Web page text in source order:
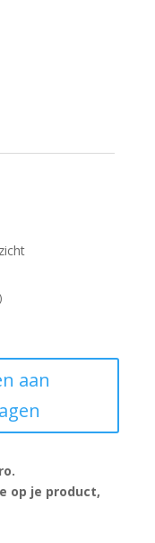
aan
op je product,